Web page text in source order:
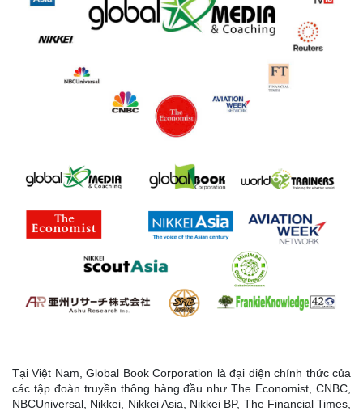
Tại Việt Nam, Global Book Corporation là đại diện chính thức của
các tập đoàn truyền thông hàng đầu như The Economist, CNBC,
NBCUniversal, Nikkei, Nikkei Asia, Nikkei BP, The Financial Times,